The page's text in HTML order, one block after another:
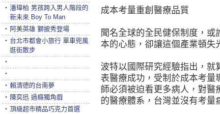
成本考量重創醫療品質
聞名全球的全民健保制度，
本的心態，卻讓這個產業頓失
波特以國際研究經驗指出，
表醫療成功，受制於成本考
師必須被迫看更多病人，對
的醫療體系，台灣並沒有考量
‧ 潘瑋柏 男孩跨入男人階段的
新未來 Boy To Man
‧ 阿美英雄 獅披秀登場
‧ 台北市都會小旅行 單車兜風
逛街散步
‧
‧
‧ 賴清德的台南夢
‧ 陳奕迅 過癮獨角戲
‧ 頂級超市精品巧克力首選